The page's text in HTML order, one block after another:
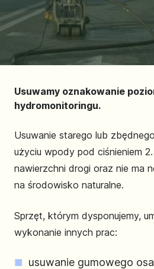
Usuwamy oznakowanie
hydromonitoringu.
Usuwanie starego lub
użyciu wpody pod ciśnieniem
nawierzchni drogi oraz nie ma
na środowisko naturalne.
Sprzęt, którym dysponujemy,
wykonanie innych prac:
usuwanie gumowego